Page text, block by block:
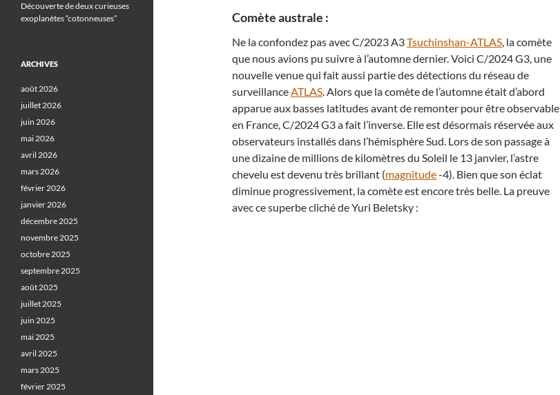
Comète australe :
Ne la confondez pas avec C/2023 A3Tsuchinshan-ATLAS, la comète
que nous avions pu suivre à l’automne dernier. Voici C/2024 G3, une
nouvelle venue qui fait aussi partie des détections du réseau de
surveillanceATLAS. Alors que la comète de l’automne était d’abord
apparue aux basses latitudes avant de remonter pour être observable
en France, C/2024 G3 a fait l’inverse. Elle est désormais réservée aux
observateurs installés dans l’hémisphère Sud. Lors de son passage à
une dizaine de millions de kilomètres du Soleil le 13 janvier, l’astre
chevelu est devenu très brillant (magnitude-4). Bien que son éclat
diminue progressivement, la comète est encore très belle. La preuve
avec ce superbe cliché de Yuri Beletsky :
Découverte de deux curieuses
exoplanètes “cotonneuses”
ARCHIVES
août 2026
juillet 2026
juin 2026
mai 2026
avril 2026
mars 2026
février 2026
janvier 2026
décembre 2025
novembre 2025
octobre 2025
septembre 2025
août 2025
juillet 2025
juin 2025
mai 2025
avril 2025
mars 2025
février 2025